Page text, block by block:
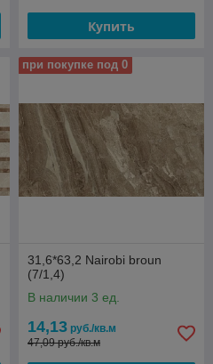
Купить
при покупке под 0
31,6*63,2 Nairobi broun
(7/1,4)
В наличии 3 ед.
14,13 руб./кв.м
47,09 руб./кв.м